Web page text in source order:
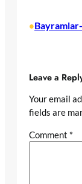
•
Leave a
Your email
fields are
Comment *